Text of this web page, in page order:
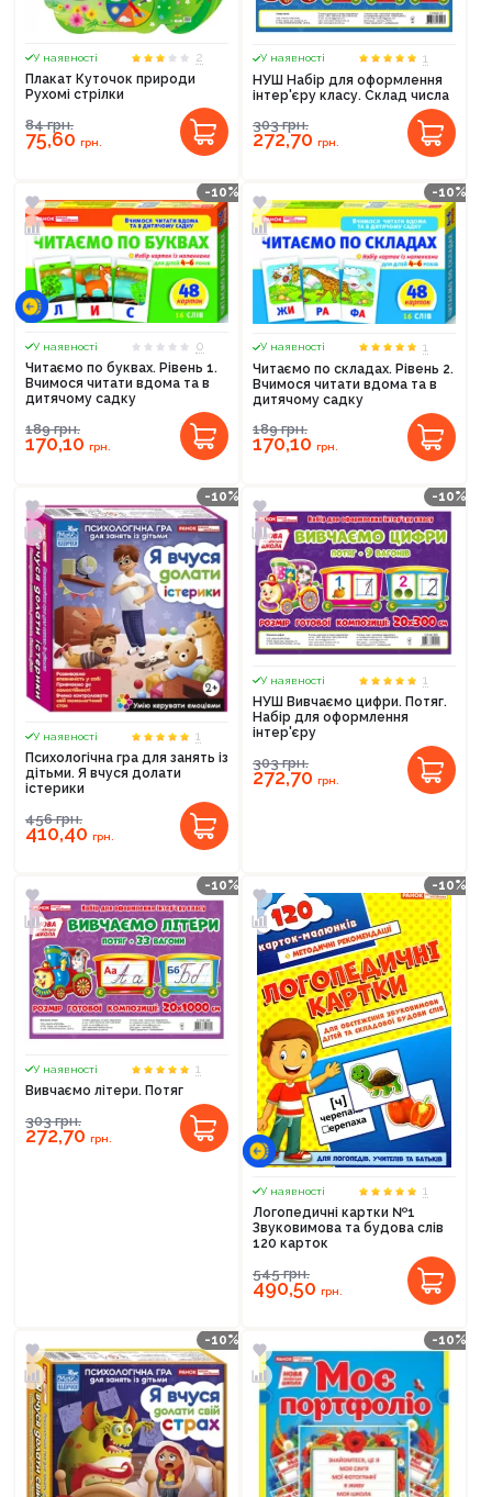
У наявності
2
Плакат Куточок природи
Рухомі стрілки
84грн.
75,60 грн.
У наявності
1
НУШ Набір для оформлення
інтер'єру класу. Склад числа
303грн.
272,70 грн.
-10%
У наявності
0
Читаємо по буквах. Рівень 1.
Вчимося читати вдома та в
дитячому садку
189грн.
170,10 грн.
-10%
У наявності
1
Читаємо по складах. Рівень 2.
Вчимося читати вдома та в
дитячому садку
189грн.
170,10 грн.
-10%
У наявності
1
Психологічна гра для занять із
дітьми. Я вчуся долати
істерики
456грн.
410,40 грн.
-10%
У наявності
1
НУШ Вивчаємо цифри. Потяг.
Набір для оформлення
інтер'єру
303грн.
272,70 грн.
-10%
У наявності
1
Вивчаємо літери. Потяг
303грн.
272,70 грн.
-10%
У наявності
1
Логопедичні картки №1
Звуковимова та будова слів
120 карток
545грн.
490,50 грн.
-10% -10%